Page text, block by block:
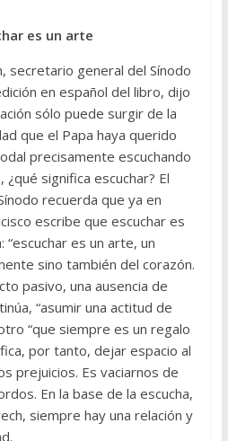
es un arte
secretario general del Sínodo
en español del libro, dijo
sólo puede surgir de la
que el Papa haya querido
precisamente escuchando
significa escuchar? El
recuerda que ya en
escribe que escuchar es
“escuchar es un arte, un
sino también del corazón.
pasivo, una ausencia de
“asumir una actitud de
“que siempre es un regalo
por tanto, dejar espacio al
prejuicios. Es vaciarnos de
En la base de la escucha,
siempre hay una relación y